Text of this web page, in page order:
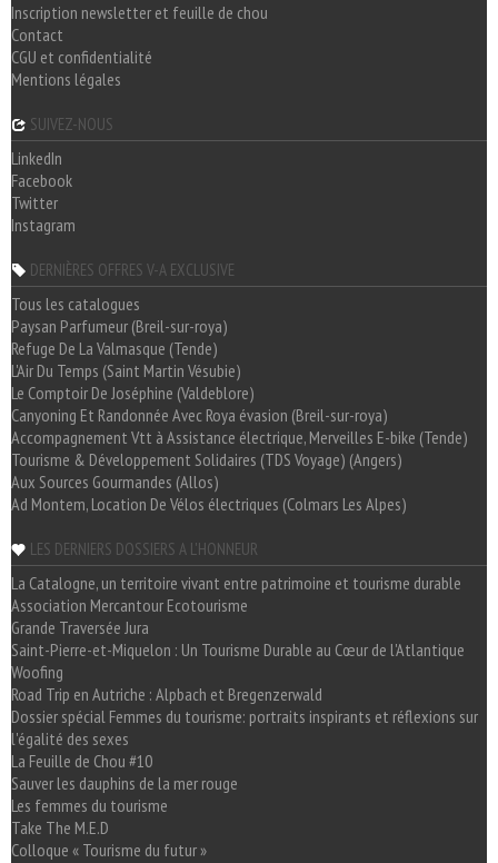
Inscription newsletter et feuille de chou
Contact
CGU et confidentialité
Mentions légales
SUIVEZ-NOUS
LinkedIn
Facebook
Twitter
Instagram
DERNIÈRES OFFRES V-A EXCLUSIVE
Tous les catalogues
Paysan Parfumeur (Breil-sur-roya)
Refuge De La Valmasque (Tende)
L'Air Du Temps (Saint Martin Vésubie)
Le Comptoir De Joséphine (Valdeblore)
Canyoning Et Randonnée Avec Roya évasion (Breil-sur-roya)
Accompagnement Vtt à Assistance électrique, Merveilles E-bike (Tende)
Tourisme & Développement Solidaires (TDS Voyage) (Angers)
Aux Sources Gourmandes (Allos)
Ad Montem, Location De Vélos électriques (Colmars Les Alpes)
LES DERNIERS DOSSIERS A L'HONNEUR
La Catalogne, un territoire vivant entre patrimoine et tourisme durable
Association Mercantour Ecotourisme
Grande Traversée Jura
Saint-Pierre-et-Miquelon : Un Tourisme Durable au Cœur de l'Atlantique
Woofing
Road Trip en Autriche : Alpbach et Bregenzerwald
Dossier spécial Femmes du tourisme: portraits inspirants et réflexions sur
l'égalité des sexes
La Feuille de Chou #10
Sauver les dauphins de la mer rouge
Les femmes du tourisme
Take The M.E.D
Colloque « Tourisme du futur »